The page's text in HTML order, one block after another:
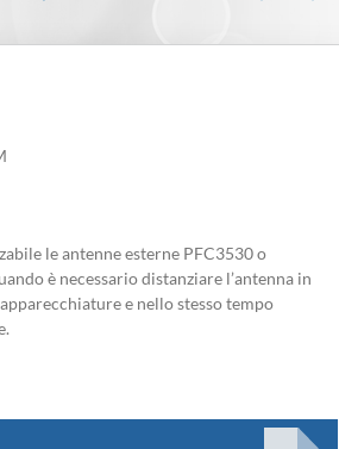
le antenne esterne PFC3530 o
è necessario distanziare l’antenna in
e nello stesso tempo